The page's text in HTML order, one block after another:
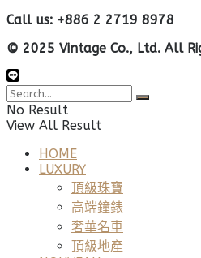
Call us: +886 2 2719 8978
© 2025 Vintage Co., Ltd. All
No Result
View All Result
HOME
LUXURY
頂級珠寶
高端鐘錶
奢華名車
頂級地產